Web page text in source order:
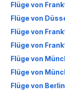
Flüge von
Flüge von
Flüge von
Flüge von
Flüge von
Flüge von
Flüge von